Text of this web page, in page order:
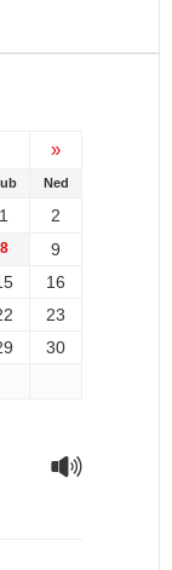
»
Ned
1
2
8
9
16
23
30